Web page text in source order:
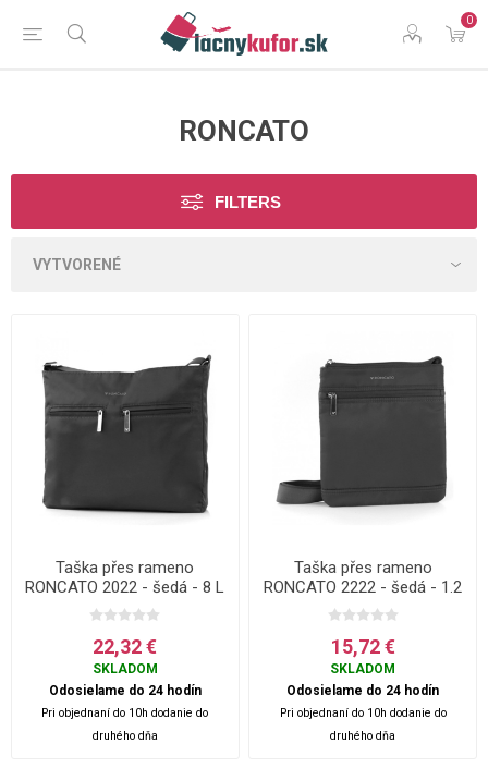
0
RONCATO
FILTERS
Taška přes rameno
RONCATO 2022 - šedá - 8 L
22,32 €
SKLADOM
Odosielame do 24 hodín
Pri objednaní do 10h dodanie do
druhého dňa
Taška přes rameno
RONCATO 2222 - šedá - 1.2
L
15,72 €
SKLADOM
Odosielame do 24 hodín
Pri objednaní do 10h dodanie do
druhého dňa